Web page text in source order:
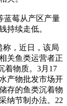
莓从产区产量
持续走低。
，近日，该局
关鱼类运营者正
着物质。3月17
产物批发市场开
存的鱼类沉着物
纳节制办法。22